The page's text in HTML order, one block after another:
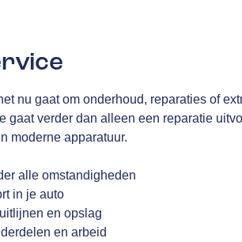
nu gaat om onderhoud, reparaties of
verder dan alleen een reparatie
moderne apparatuur.
alle omstandigheden
in je auto
en opslag
en arbeid